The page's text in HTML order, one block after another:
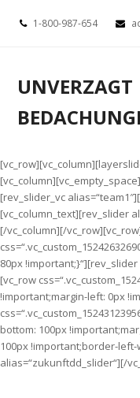
1-800-987-654
UNVERZAGT
[rev_slider_vc
[vc_column_text][rev_slider
[/vc_column][/
80px
[vc_row
!important;margin-left: 0px
bottom: 100px
100px !important;border-
alias=“zukunftdd_slider“][/